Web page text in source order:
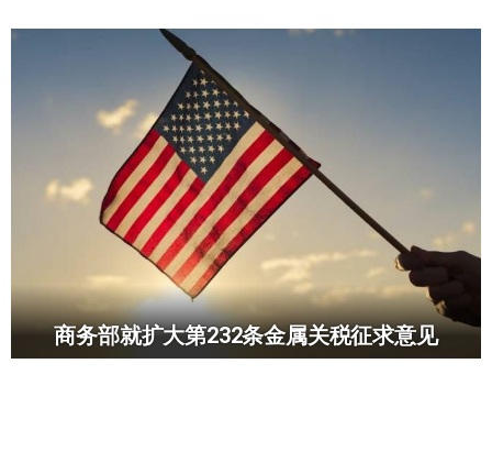
商务部就扩大第232条金属关税征求意见